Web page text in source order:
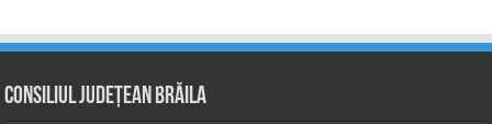
Consiliul Județean Brăila